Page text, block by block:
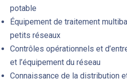
potable
Équipement de traitement
petits réseaux
Contrôles opérationnels et
et l’équipement du réseau
Connaissance de la distribution